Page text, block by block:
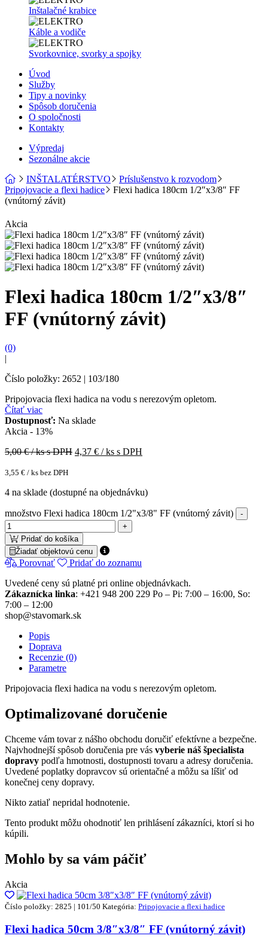
Inštalačné krabice
Káble a vodiče
Svorkovnice, svorky a spojky
Úvod
Služby
Tipy a novinky
Spôsob doručenia
O spoločnosti
Kontakty
Výpredaj
Sezonálne akcie
INŠTALATÉRSTVO
Príslušenstvo k rozvodom
Pripojovacie a flexi hadice
Flexi hadica 180cm 1/2″x3/8″ FF
(vnútorný závit)
Akcia
Flexi hadica 180cm 1/2″x3/8″
FF (vnútorný závit)
(0)
|
Číslo položky: 2652 | 103/180
Pripojovacia flexi hadica na vodu s nerezovým opletom.
Čítať viac
Dostupnosť: Na sklade
Akcia - 13%
5,00€ / ks s DPH 4,37 € / ks s DPH
3,55 € / ks bez DPH
4 na sklade (dostupné na objednávku)
množstvo Flexi hadica 180cm 1/2"x3/8" FF (vnútorný závit)
Pridať do košíka
Žiadať objektovú cenu
Porovnať
Pridať do zoznamu
Uvedené ceny sú platné pri online objednávkach.
Zákaznícka linka: +421 948 200 229 Po – Pi: 7:00 – 16:00, So:
7:00 – 12:00
shop@stavomark.sk
Popis
Doprava
Recenzie (0)
Parametre
Pripojovacia flexi hadica na vodu s nerezovým opletom.
Optimalizované doručenie
Chceme vám tovar z nášho obchodu doručiť efektívne a bezpečne.
Najvhodnejší spôsob doručenia pre vás vyberie náš špecialista
dopravy podľa hmotnosti, dostupnosti tovaru a adresy doručenia.
Uvedené poplatky dopravcov sú orientačné a môžu sa líšiť od
konečnej ceny dopravy.
Nikto zatiaľ nepridal hodnotenie.
Tento produkt môžu ohodnotiť len prihlásení zákazníci, ktorí si ho
kúpili.
Mohlo by sa vám páčiť
Akcia
Číslo položky: 2825 | 101/50 Kategória: Pripojovacie a flexi hadice
Flexi hadica 50cm 3/8″x3/8″ FF (vnútorný závit)